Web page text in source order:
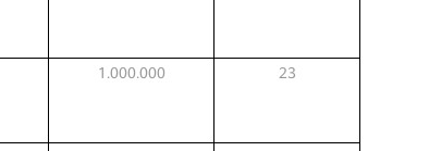
1.000.000 23